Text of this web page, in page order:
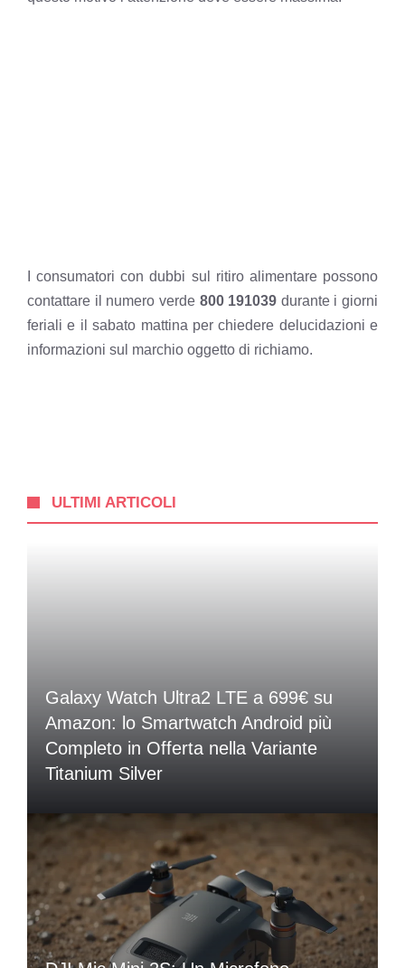
I consumatori con dubbi sul ritiro alimentare possono
contattare il numero verde 800 191039 durante i giorni
feriali e il sabato mattina per chiedere delucidazioni e
informazioni sul marchio oggetto di richiamo.
ULTIMI ARTICOLI
Galaxy Watch Ultra2 LTE a 699€ su
Amazon: lo Smartwatch Android più
Completo in Offerta nella Variante
Titanium Silver